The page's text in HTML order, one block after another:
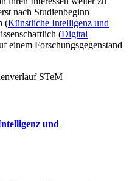
nach Studienbeginn
(Künstliche Intelligenz und
(Digital
einem Forschungsgegenstand
und